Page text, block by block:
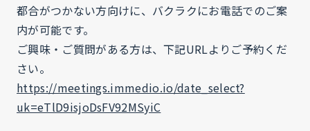
都合がつかない方向けに、バクラクにお電話でのご案
内が可能です。
ご興味・ご質問がある方は、下記URLよりご予約くだ
さい。
https://meetings.immedio.io/date_select?
uk=eTlD9isjoDsFV92MSyiC